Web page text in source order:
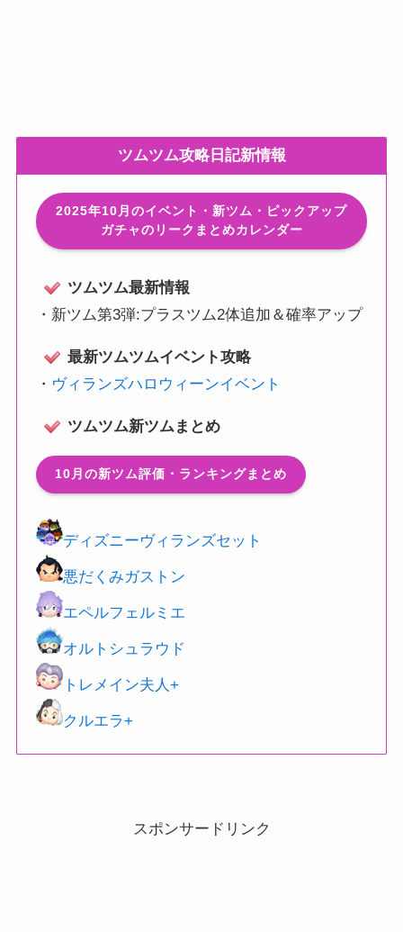
ツムツム攻略日記新情報
2025年10月のイベント・新ツム・ピックアップ
ガチャのリークまとめカレンダー
ツムツム最新情報
・ 新ツム第3弾:プラスツム2体追加＆確率アップ
最新ツムツムイベント攻略
・ ヴィランズハロウィーンイベント
ツムツム新ツムまとめ
10月の新ツム評価・ランキングまとめ
ディズニーヴィランズセット
悪だくみガストン
エペルフェルミエ
オルトシュラウド
トレメイン夫人+
クルエラ+
スポンサードリンク